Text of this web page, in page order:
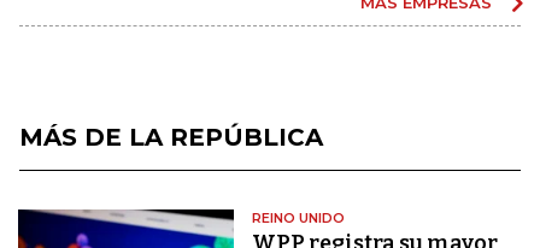
MÁS DE LA REPÚBLICA
REINO UNIDO